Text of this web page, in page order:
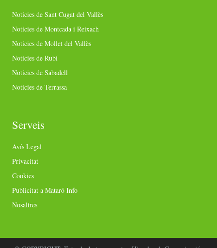
Notícies de Sant Cugat del Vallès
Notícies de Montcada i Reixach
Notícies de Mollet del Vallès
Notícies de Rubí
Notícies de Sabadell
Notícies de Terrassa
Serveis
Avís Legal
Privacitat
Cookies
Publicitat a Mataró Info
Nosaltres